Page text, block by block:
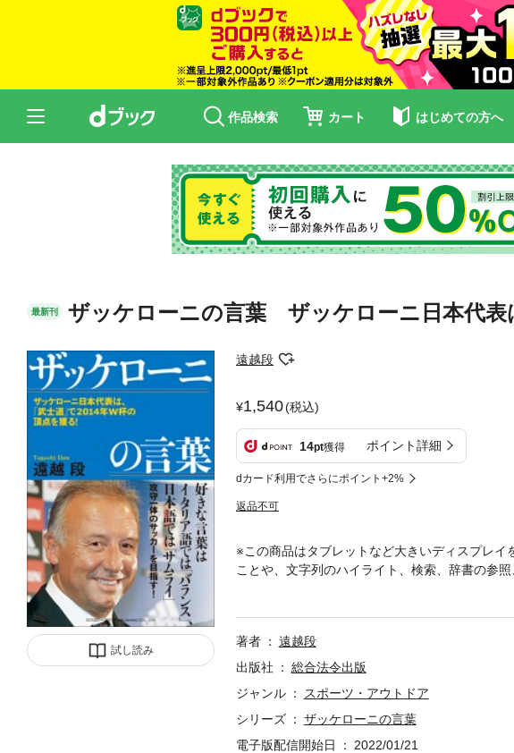
作品検索 カート はじめての方へ
最新刊 ザッケローニの言葉 ザッケローニ日本代表
試し読み
遠越段
1,540(税込)
14pt獲得 ポイント詳細
dカード利用でさらにポイント+2%
返品不可
※この商品はタブレットなど大きいディスプレ
ことや、文字列のハイライト、検索、辞書の参
の特質、性格が好きだというザッケローニのこ
著者
遠越段
出版社
総合法令出版
ジャンル
スポーツ・アウトドア
シリーズ
ザッケローニの言葉
電子版配信開始日
2022/01/21